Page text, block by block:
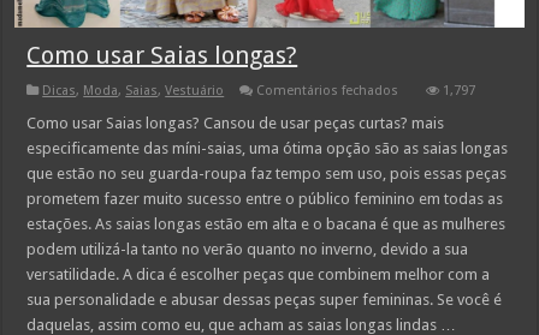
Como usar Saias longas?
Dicas, Moda, Saias,Vestuário Comentários fechados
usar
longas?
1,797
Como usar Saias longas? Cansou de usar peças curtas? mais
especificamente das míni-saias, uma ótima opção são as saias longas
que estão no seu guarda-roupa faz tempo sem uso, pois essas peças
prometem fazer muito sucesso entre o público feminino em todas as
estações. As saias longas estão em alta e o bacana é que as mulheres
podem utilizá-la tanto no verão quanto no inverno, devido a sua
versatilidade. A dica é escolher peças que combinem melhor com a
sua personalidade e abusar dessas peças super femininas. Se você é
daquelas, assim como eu, que acham as saias longas lindas …